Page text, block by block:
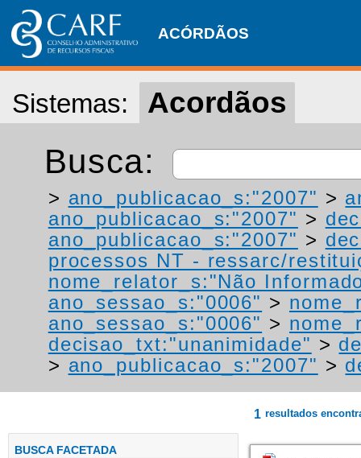
ACÓRDÃOS
Sistemas: Acordãos
Busca:
> ano_publicacao_s:"2007" >
ano_publicacao_s:"2007" >
ano_publicacao_s:"2007" >
processos NT - ressarc/
nome_relator_s:"Não
ano_sessao_s:"0006" >
ano_sessao_s:"0006" >
decisao_txt:"unanimidade" >
> ano_publicacao_s:"2007" >
BUSCA FACETADA
1 resultados